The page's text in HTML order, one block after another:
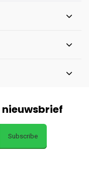
nieuwsbrief
Subscribe